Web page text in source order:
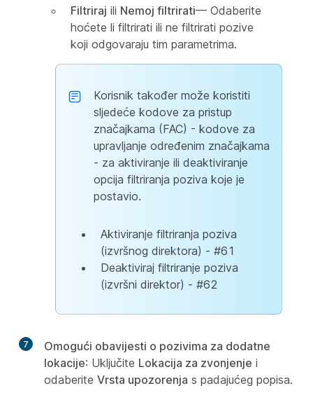
Filtriraj ili Nemoj filtrirati— Odaberite
hoćete li filtrirati ili ne filtrirati pozive
koji odgovaraju tim parametrima.
Korisnik također može koristiti
sljedeće kodove za pristup
značajkama (FAC) - kodove za
upravljanje određenim značajkama
- za aktiviranje ili deaktiviranje
opcija filtriranja poziva koje je
postavio.
Aktiviranje filtriranja poziva
(izvršnog direktora) - #61
Deaktiviraj filtriranje poziva
(izvršni direktor) - #62
7
Omogući obavijesti o pozivima za dodatne
lokacije: Uključite Lokacija za zvonjenje i
odaberite Vrsta upozorenja s padajućeg popisa.